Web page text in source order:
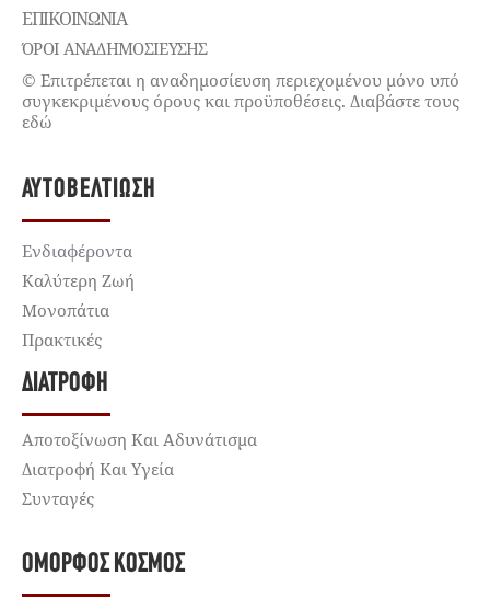
ΕΠΙΚΟΙΝΩΝΊΑ
ΌΡΟΙ ΑΝΑΔΗΜΟΣΙΕΥΣΗΣ
© Επιτρέπεται η αναδημοσίευση περιεχομένου μόνο υπό
συγκεκριμένους όρους και προϋποθέσεις. Διαβάστε τους
εδώ
ΑΥΤΟΒΕΛΤΊΩΣΗ
Ενδιαφέροντα
Καλύτερη Ζωή
Μονοπάτια
Πρακτικές
ΔΙΑΤΡΟΦΉ
Αποτοξίνωση Και Αδυνάτισμα
Διατροφή Και Υγεία
Συνταγές
ΌΜΟΡΦΟΣ ΚΌΣΜΟΣ